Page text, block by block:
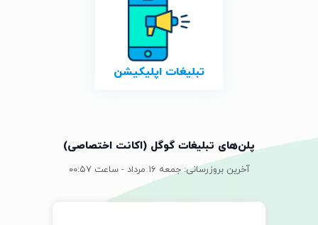
تبلیغات اپلیکیشن
پلن‌های تبلیغات گوگل (اکانت اختصاصی)
آخرین بروزرسانی: جمعه ۱۶ مرداد - ساعت ۰۰:۵۷